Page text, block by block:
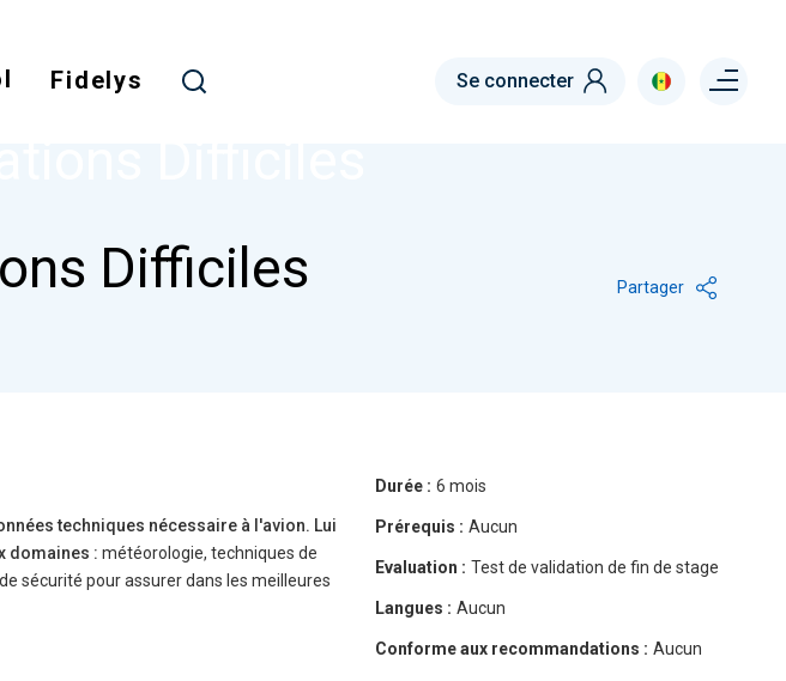
Fidelys Se connecter Menu right
DIFFICILES
Difficiles Partager
techniques nécessaire à l'avion. Lui
domaines : météorologie, techniques de
sécurité pour assurer dans les meilleures
Durée : 6 mois
Prérequis : Aucun
Evaluation : Test de validation de fin de stage
Langues : Aucun
Conforme aux recommandations : Aucun